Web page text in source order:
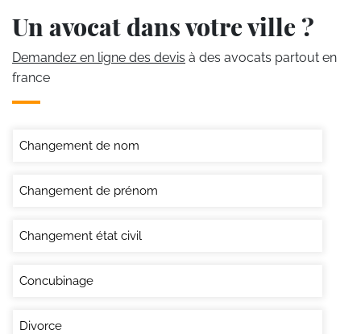
Un avocat dans votre ville ?
Demandez en ligne des devis à des avocats partout en
france
Changement de nom
Changement de prénom
Changement état civil
Concubinage
Divorce